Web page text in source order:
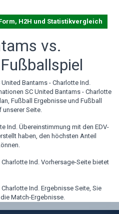
H2H und Statistikvergleich
vs.
Bantams - Charlotte Ind.
SC United Bantams - Charlotte
Fußball Ergebnisse und Fußball
unserer Seite.
Ind. Übereinstimmung mit den EDV-
haben, den höchsten Anteil
Ind. Vorhersage-Seite bietet
Ind. Ergebnisse Seite, Sie
Match-Ergebnisse.